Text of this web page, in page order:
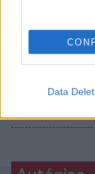
Data
CÍMKÉK: